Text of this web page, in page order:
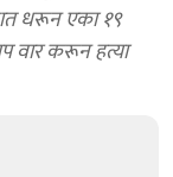
धरून एका १९
वार करून हत्या